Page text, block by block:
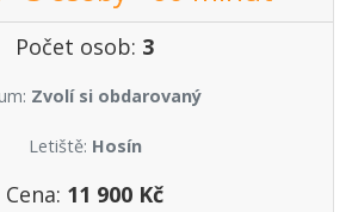
Počet osob: 3
Zvolí si obdarovaný
Letiště: Hosín
Cena: 11 900 Kč